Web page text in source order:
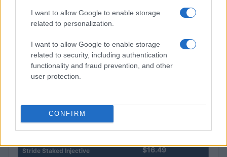
I want to allow Google to enable storage
related to personalization.
I want to allow Google to enable storage
related to security, including authentication
functionality and fraud prevention, and other
user protection.
CONFIRM
Kinza Babylon Staked
BTC
$83,270.00
Steakhouse EURCV
Morpho Vault
(STEAKEURCV)
$100,000,000,000,000.00
Epoch Island
Stride Staked Injective $16.49